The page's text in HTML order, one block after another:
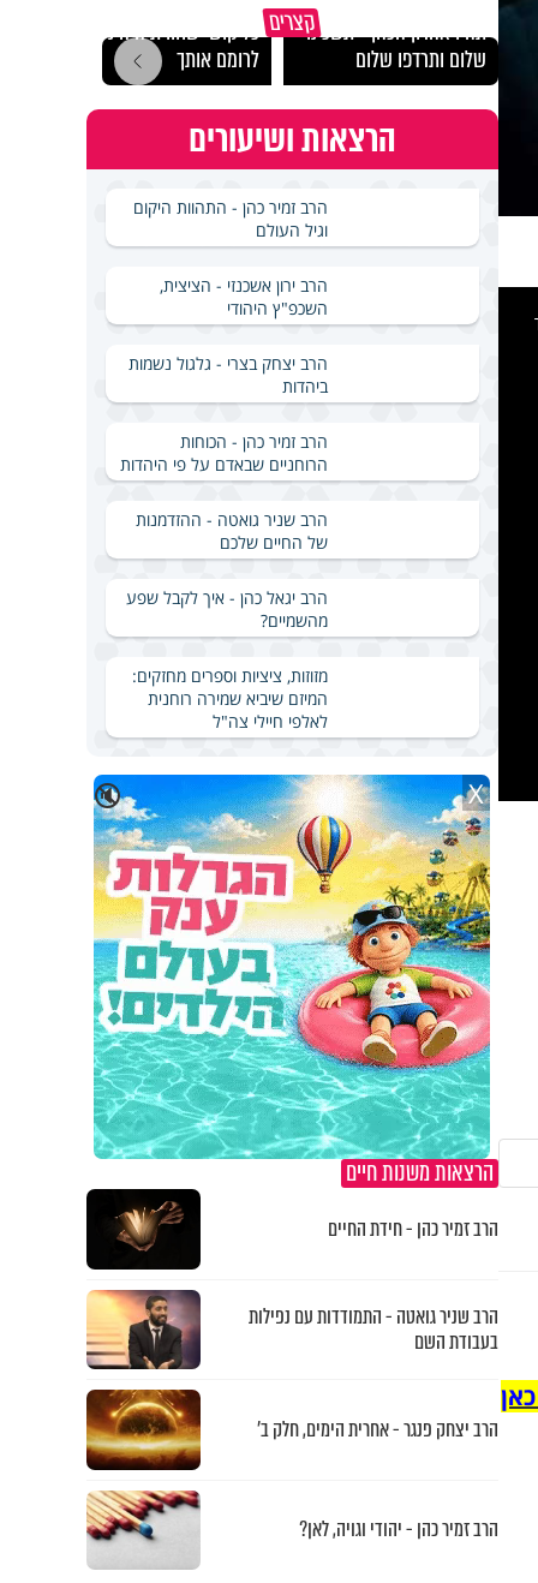
קצריםתהיו אהרון הכהן - תשכינו
שלום ותרדפו שלום
כל קושי שחווית היה ניסיון
לרומם אותך
הרצאות ושיעורים
הרב זמיר כהן - התהוות היקום
וגיל העולם
הרב ירון אשכנזי - הציצית,
השכפ"ץ היהודי
הרב יצחק בצרי - גלגול נשמות
ביהדות
הרב זמיר כהן - הכוחות
הרוחניים שבאדם על פי היהדות
הרב שניר גואטה - ההזדמנות
של החיים שלכם
הרב יגאל כהן - איך לקבל שפע
מהשמיים?
מזוזות, ציציות וספרים מחזקים:
המיזם שיביא שמירה רוחנית
לאלפי חיילי צה"ל
🔇 X
הרצאות משנות חיים
הרב זמיר כהן - חידת החיים
הרב שניר גואטה - התמודדות עם נפילות
בעבודת השם
הרב יצחק פנגר - אחרית הימים, חלק ב’
הרב זמיר כהן - יהודי וגויה, לאן?